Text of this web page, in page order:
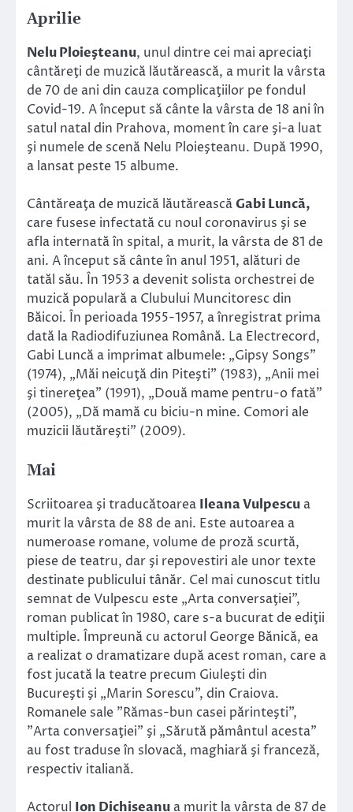
Aprilie
Nelu Ploieşteanu, unul dintre cei mai apreciaţi
cântăreţi de muzică lăutărească, a murit la vârsta
de 70 de ani din cauza complicaţiilor pe fondul
Covid-19. A început să cânte la vârsta de 18 ani în
satul natal din Prahova, moment în care şi-a luat
şi numele de scenă Nelu Ploieşteanu. După 1990,
a lansat peste 15 albume.
Cântăreaţa de muzică lăutărească Gabi Luncă,
care fusese infectată cu noul coronavirus şi se
afla internată în spital, a murit, la vârsta de 81 de
ani. A început să cânte în anul 1951, alături de
tatăl său. În 1953 a devenit solista orchestrei de
muzică populară a Clubului Muncitoresc din
Băicoi. În perioada 1955-1957, a înregistrat prima
dată la Radiodifuziunea Română. La Electrecord,
Gabi Luncă a imprimat albumele: „Gipsy Songs”
(1974), „Măi neicuţă din Piteşti” (1983), „Anii mei
şi tinereţea” (1991), „Două mame pentru-o fată”
(2005), „Dă mamă cu biciu-n mine. Comori ale
muzicii lăutăreşti” (2009).
Mai
Scriitoarea şi traducătoarea Ileana Vulpescu a
murit la vârsta de 88 de ani. Este autoarea a
numeroase romane, volume de proză scurtă,
piese de teatru, dar şi repovestiri ale unor texte
destinate publicului tânăr. Cel mai cunoscut titlu
semnat de Vulpescu este „Arta conversaţiei”,
roman publicat în 1980, care s-a bucurat de ediţii
multiple. Împreună cu actorul George Bănică, ea
a realizat o dramatizare după acest roman, care a
fost jucată la teatre precum Giuleşti din
Bucureşti şi „Marin Sorescu”, din Craiova.
Romanele sale ”Rămas-bun casei părinteşti”,
”Arta conversaţiei” şi „Sărută pământul acesta”
au fost traduse în slovacă, maghiară şi franceză,
respectiv italiană.
Actorul Ion Dichiseanu a murit la vârsta de 87 de